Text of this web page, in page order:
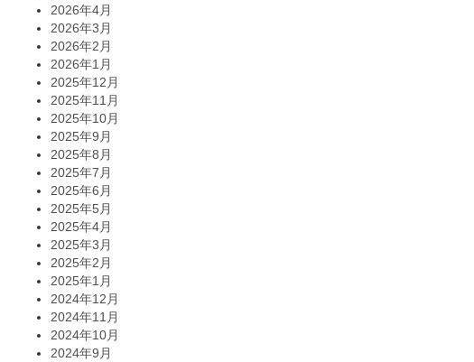
2026年4月
2026年3月
2026年2月
2026年1月
2025年12月
2025年11月
2025年10月
2025年9月
2025年8月
2025年7月
2025年6月
2025年5月
2025年4月
2025年3月
2025年2月
2025年1月
2024年12月
2024年11月
2024年10月
2024年9月